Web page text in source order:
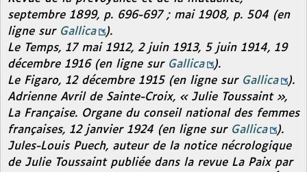
septembre 1899, p. 696-697 ; mai 1908, p. 504 (en
ligne sur Gallica
).
Le Temps, 17 mai 1912, 2 juin 1913, 5 juin 1914, 19
décembre 1916 (en ligne sur Gallica
).
Le Figaro, 12 décembre 1915 (en ligne sur Gallica
).
Adrienne Avril de Sainte-Croix, « Julie Toussaint »,
La Française. Organe du conseil national des femmes
françaises, 12 janvier 1924 (en ligne sur Gallica
).
Jules-Louis Puech, auteur de la notice nécrologique
de Julie Toussaint publiée dans la revue La Paix par